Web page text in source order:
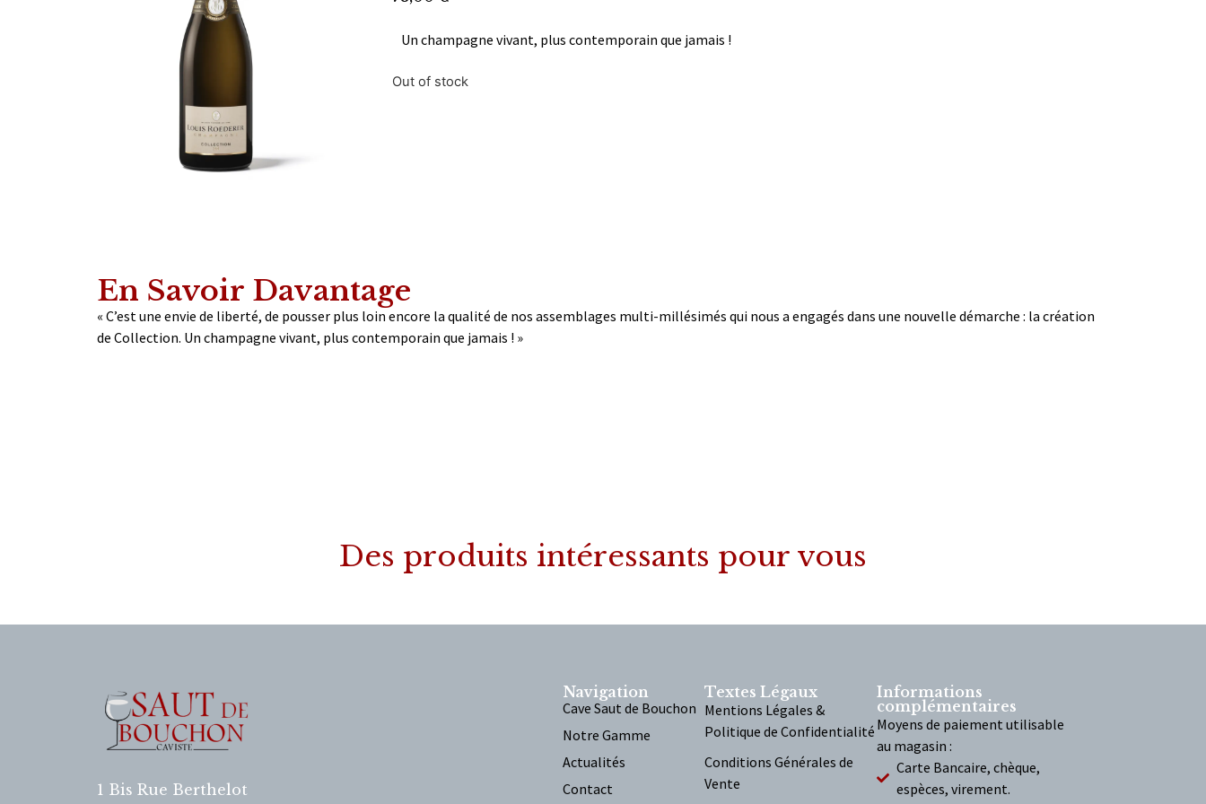
Un champagne vivant, plus contemporain que jamais !
Out of stock
En Savoir Davantage
« C’est une envie de liberté, de pousser plus loin encore la qualité de nos assemblages multi-millésimés qui nous a engagés dans une nouvelle démarche : la création
de Collection. Un champagne vivant, plus contemporain que jamais ! »
Des produits intéressants pour vous
1 Bis Rue Berthelot
Navigation
Cave Saut de Bouchon
Notre Gamme
Actualités
Contact
Textes Légaux
Mentions Légales &
Politique de Confidentialité
Conditions Générales de
Vente
Informations
complémentaires
Moyens de paiement utilisable
au magasin :
Carte Bancaire, chèque,
espèces, virement.